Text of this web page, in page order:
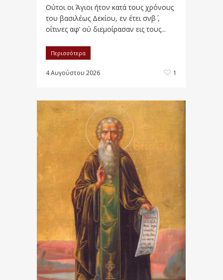
Oύτοι οι Άγιοι ήτον κατά τους χρόνους
του βασιλέως Δεκίου, εν έτει σνβ΄ ,
οίτινες αφ’ ού διεμοίρασαν εις τους...
Περισσότερα
4 Αυγούστου 2026 1